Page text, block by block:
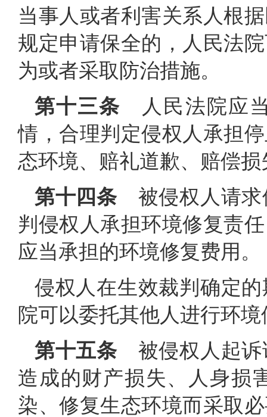
当事人或者利害关系人根
规定申请保全的，人民法
为或者采取防治措施。
第十三条 人民法院应
情，合理判定侵权人承担
态环境、赔礼道歉、赔偿
第十四条被侵权人请求
判侵权人承担环境修复责
应当承担的环境修复费用。
侵权人在生效裁判确定
院可以委托其他人进行环
第十五条被侵权人起诉
造成的财产损失、人身损
染、修复生态环境而采取